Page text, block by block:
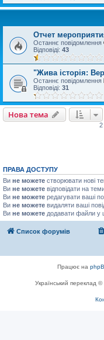
Отчет
Останнє повідомлення
Відповіді: 43
"Жива історія:
Останнє повідомлення
Відповіді: 31
Нова тема
2
ПРАВА ДОСТУПУ
Ви не можете створювати нові
Ви не можете відповідати на
Ви не можете редагувати ваші
Ви не можете видаляти ваші
Ви не можете додавати файли у
Список форумів
Працює на
Український переклад